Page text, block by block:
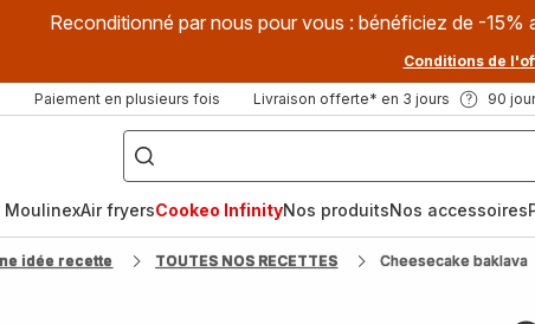
Reconditionné par nous pour vous : bénéficiez de -15%
Conditions de
Paiement en plusieurs fois Livraison offerte* en 3 jours 90
["Que
recherchez-
vous
?",
fryer",
"Companion"]
MoulinexAir fryersCookeo InfinityNos produitsNos accessoires
idée recette TOUTES NOS RECETTES Cheesecake baklava